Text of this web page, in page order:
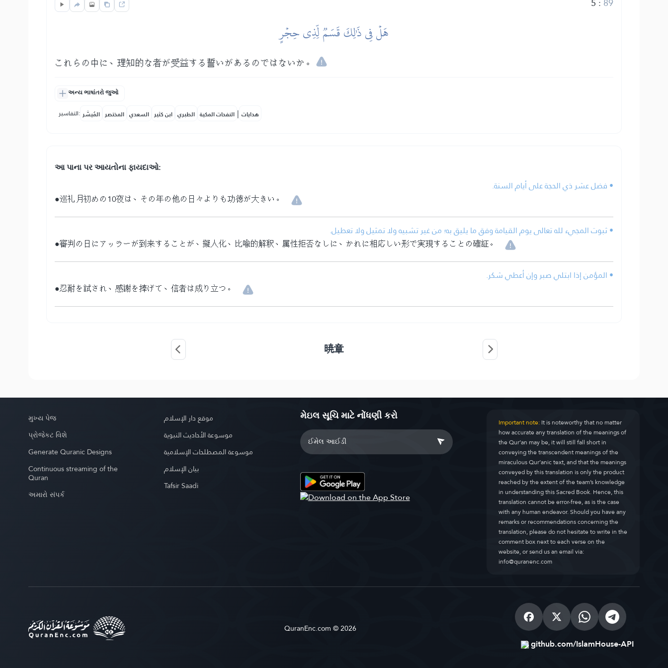
هَلۡ فِي ذَٰلِكَ قَسَمٞ لِّذِي حِجۡرٍ
これらの中に、理知的な者が受益する誓いがあるのではないか。
અન્ય ભાષાંતરો જુઓ
التفاسير: المُيسَّر المختصر السعدي ابن كثير الطبري النفحات المكية | هدايات
આ પાના પર આયતોના ફાયદાઓ:
• فضل عشر ذي الحجة على أيام السنة.
●巡礼月初めの10夜は、その年の他の日々よりも功徳が大きい。
• ثبوت المجيء لله تعالى يوم القيامة وفق ما يليق به؛ من غير تشبيه ولا تمثيل ولا تعطيل.
●審判の日にアッラーが到来することが、擬人化、比喩的解釈、属性拒否なしに、かれに相応しい形で実現することの確証。
• المؤمن إذا ابتلي صبر وإن أعطي شكر.
●忍耐を試され、感謝を捧げて、信者は成り立つ。
暁章
મુખ્ય પેજ
પ્રોજેકટ વિશે
Generate Quranic Designs
Continuous streaming of the
Quran
અમારો સંપર્ક
موقع دار الإسلام
موسوعة الأحاديث النبوية
موسوعة المصطلحات الإسلامية
بيان الإسلام
Tafsir Saadi
મેઇલ સૂચિ માટે નોંધણી કરો Important note:It is noteworthy that no matter
how accurate any translation of the meanings of
the Qur’an may be, it will still fall short in
conveying the transcendent meanings of the
miraculous Qur’anic text, and that the meanings
conveyed by this translation is only the product
reached by the extent of the team’s knowledge
in understanding this Sacred Book. Hence, this
translation cannot be error-free, as is the case
with any human endeavor. Should you have any
remarks or recommendations concerning the
translation, please do not hesitate to write in the
comment box next to each verse on the
website, or send us an email via:
info@quranenc.com
QuranEnc.com © 2026
github.com/IslamHouse-API